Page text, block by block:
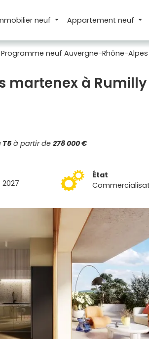
neuf Appartement neuf
Programme neuf Auvergne-Rhône-Alpes
martenex à Rumilly
T5 à partir de 278 000 €
État